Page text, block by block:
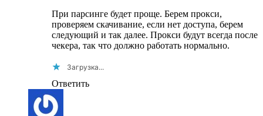
При парсинге будет проще. Берем прокси,
проверяем скачивание, если нет доступа, берем
следующий и так далее. Прокси будут всегда после
чекера, так что должно работать нормально.
Загрузка...
Ответить